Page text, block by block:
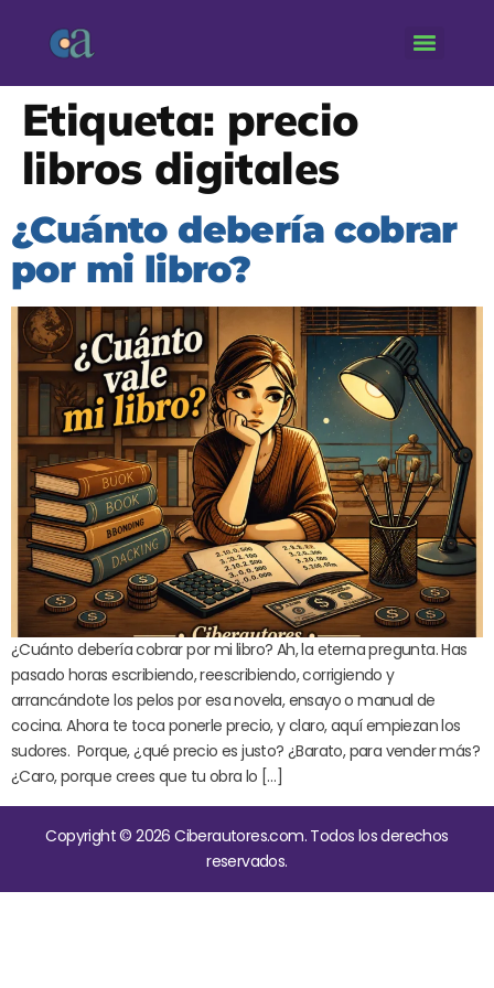
Etiqueta: precio
libros digitales
¿Cuánto debería cobrar
por mi libro?
¿Cuánto debería cobrar por mi libro? Ah, la eterna pregunta. Has
pasado horas escribiendo, reescribiendo, corrigiendo y
arrancándote los pelos por esa novela, ensayo o manual de
cocina. Ahora te toca ponerle precio, y claro, aquí empiezan los
sudores. Porque, ¿qué precio es justo? ¿Barato, para vender más?
¿Caro, porque crees que tu obra lo […]
Copyright © 2026 Ciberautores.com. Todos los derechos
reservados.